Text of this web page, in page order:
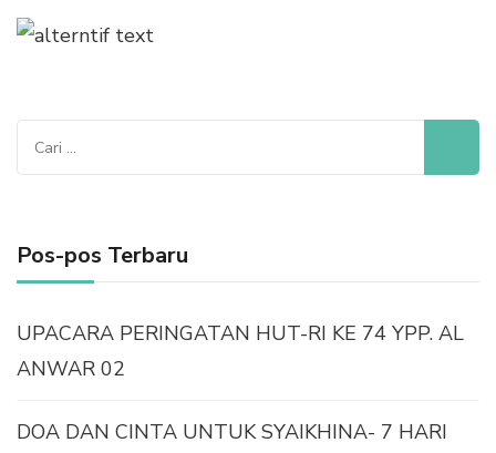
Cari
untuk:
Pos-pos Terbaru
UPACARA PERINGATAN HUT-RI KE 74 YPP. AL
ANWAR 02
DOA DAN CINTA UNTUK SYAIKHINA- 7 HARI